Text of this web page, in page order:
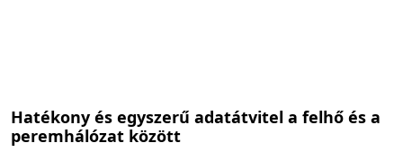
Hatékony és egyszerű adatátvitel a felhő és a
peremhálózat között